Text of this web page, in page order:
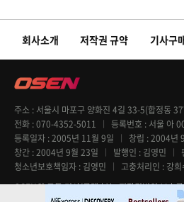
회사소개 저작권 규약 기사구
주소
서울시 마포구 양화진 4길 33-5(합정동
전화 070-4352-5011 등록번호
서울 아
등록일자 2005년 11월 9일 창립 2004년
창간 2004년 9월 23일 발행인 김영민
청소년보호책임자 김영민 고충처리인
강
OSEN의 모든 기사(콘텐츠)는 저작권법의 보호
엄격히 금지합니다. Copyright @ OSEN All